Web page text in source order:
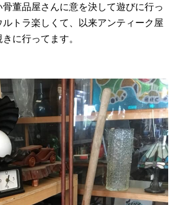
董品屋さんに意を決して遊びに行っ
トラ楽しくて、以来アンティーク屋
に行ってます。